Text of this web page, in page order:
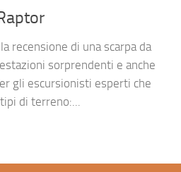
recensione di una scarpa da
sorprendenti e anche
gli escursionisti esperti che
di terreno:...